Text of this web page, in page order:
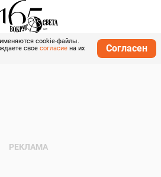
cookie-файлы.
свое согласие на их
Согласен